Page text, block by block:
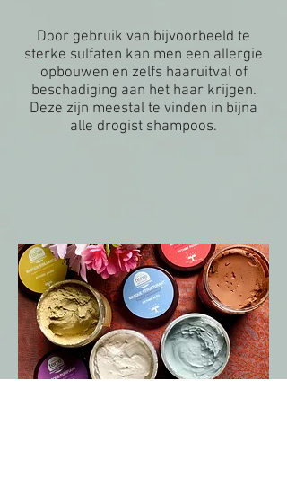
Door gebruik van bijvoorbeeld te
sterke sulfaten kan men een allergie
opbouwen en zelfs haaruitval of
beschadiging aan het haar krijgen.
Deze zijn meestal te vinden in bijna
alle drogist shampoos.